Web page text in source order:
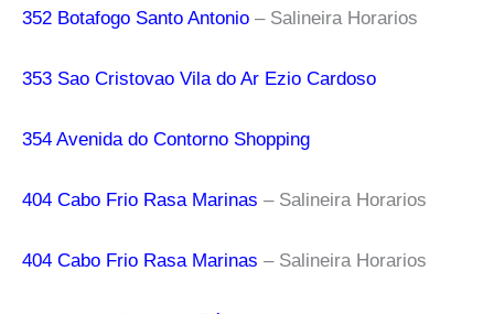
352 Botafogo Santo Antonio – Salineira Horarios
353 Sao Cristovao Vila do Ar Ezio Cardoso
354 Avenida do Contorno Shopping
404 Cabo Frio Rasa Marinas – Salineira Horarios
404 Cabo Frio Rasa Marinas – Salineira Horarios